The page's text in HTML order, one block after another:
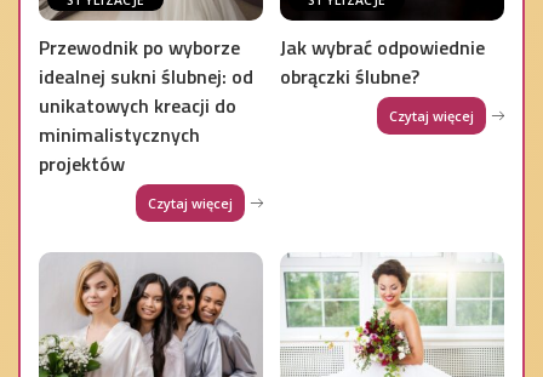
Przewodnik po wyborze
idealnej sukni ślubnej: od
unikatowych kreacji do
minimalistycznych
projektów
Czytaj więcej
Jak wybrać odpowiednie
obrączki ślubne?
Czytaj więcej